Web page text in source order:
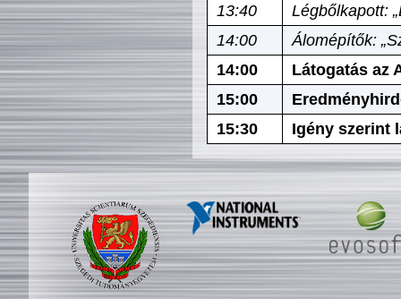
13:40
Légbőlkapott:
14:00
Álomépítők:
14:00
Látogatás az
15:00
15:30
Igény szerint